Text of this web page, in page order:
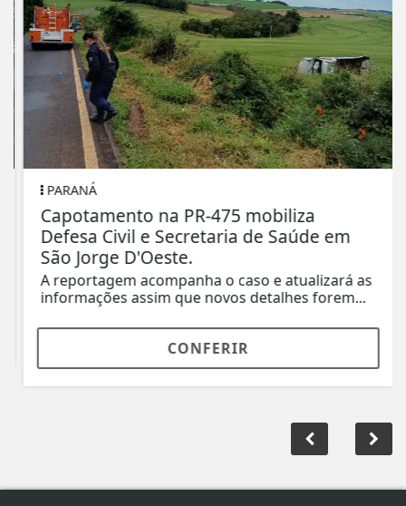
PARANÁ
Capotamento na PR-475 mobiliza
Defesa Civil e Secretaria de Saúde em
São Jorge D'Oeste.
A reportagem acompanha o caso e atualizará as
informações assim que novos detalhes forem...
CONFERIR